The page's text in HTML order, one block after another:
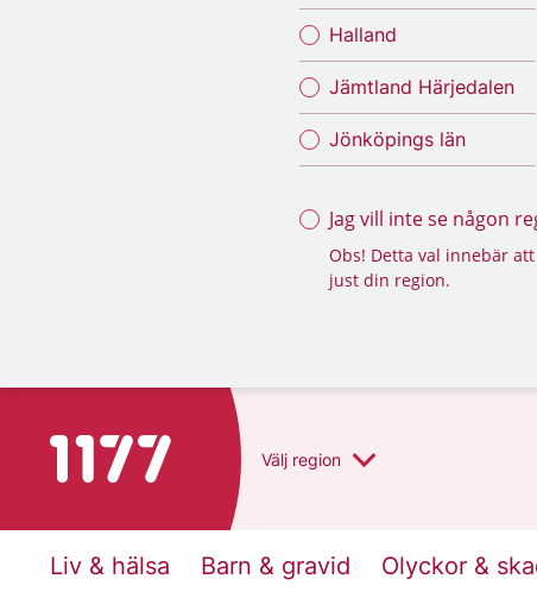
Halland
Jämtland Härjedalen
Jönköpings län
Jag vill inte se någon
Obs! Detta val innebär
just din region.
Till startsidan för 1177 Välj region
Liv & hälsa Barn & gravid Olyckor &